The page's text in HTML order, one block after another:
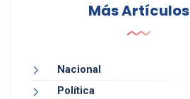
Más Artículos
Nacional
Política